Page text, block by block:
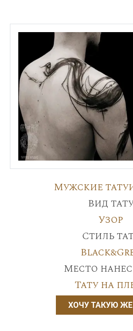
Мужские
Вид
Узор
Стиль
Место
Тату на
ХОЧУ ТАКУЮ ЖЕ